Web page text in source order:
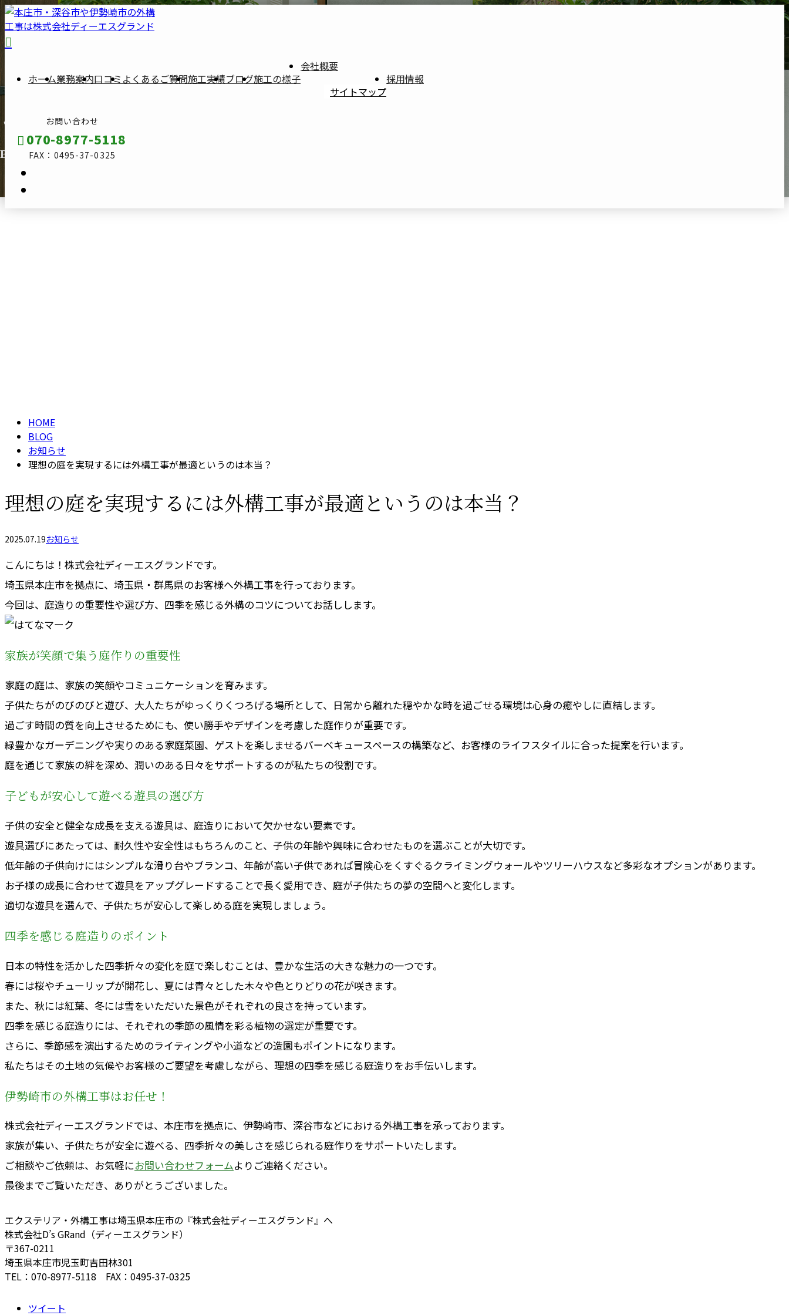
ホーム業務案内口コミ よくあるご質問施工実績ブログ施工の様子
会社概要
サイトマップ
採用情報
お問い合わせ
070-8977-5118
FAX：0495-37-0325
ブログ
BLOG
HOME
BLOG
お知らせ
理想の庭を実現するには外構工事が最適というのは本当？
理想の庭を実現するには外構工事が最適というのは本当？
2025.07.19お知らせ
こんにちは！株式会社ディーエスグランドです。
埼玉県本庄市を拠点に、埼玉県・群馬県のお客様へ外構工事を行っております。
今回は、庭造りの重要性や選び方、四季を感じる外構のコツについてお話しします。
家族が笑顔で集う庭作りの重要性
家庭の庭は、家族の笑顔やコミュニケーションを育みます。
子供たちがのびのびと遊び、大人たちがゆっくりくつろげる場所として、日常から離れた穏やかな時を過ごせる環境は心身の癒やしに直結します。
過ごす時間の質を向上させるためにも、使い勝手やデザインを考慮した庭作りが重要です。
緑豊かなガーデニングや実りのある家庭菜園、ゲストを楽しませるバーベキュースペースの構築など、お客様のライフスタイルに合った提案を行います。
庭を通じて家族の絆を深め、潤いのある日々をサポートするのが私たちの役割です。
子どもが安心して遊べる遊具の選び方
子供の安全と健全な成長を支える遊具は、庭造りにおいて欠かせない要素です。
遊具選びにあたっては、耐久性や安全性はもちろんのこと、子供の年齢や興味に合わせたものを選ぶことが大切です。
低年齢の子供向けにはシンプルな滑り台やブランコ、年齢が高い子供であれば冒険心をくすぐるクライミングウォールやツリーハウスなど多彩なオプションがあります。
お子様の成長に合わせて遊具をアップグレードすることで長く愛用でき、庭が子供たちの夢の空間へと変化します。
適切な遊具を選んで、子供たちが安心して楽しめる庭を実現しましょう。
四季を感じる庭造りのポイント
日本の特性を活かした四季折々の変化を庭で楽しむことは、豊かな生活の大きな魅力の一つです。
春には桜やチューリップが開花し、夏には青々とした木々や色とりどりの花が咲きます。
また、秋には紅葉、冬には雪をいただいた景色がそれぞれの良さを持っています。
四季を感じる庭造りには、それぞれの季節の風情を彩る植物の選定が重要です。
さらに、季節感を演出するためのライティングや小道などの造園もポイントになります。
私たちはその土地の気候やお客様のご要望を考慮しながら、理想の四季を感じる庭造りをお手伝いします。
伊勢崎市の外構工事はお任せ！
株式会社ディーエスグランドでは、本庄市を拠点に、伊勢崎市、深谷市などにおける外構工事を承っております。
家族が集い、子供たちが安全に遊べる、四季折々の美しさを感じられる庭作りをサポートいたします。
ご相談やご依頼は、お気軽にお問い合わせフォームよりご連絡ください。
最後までご覧いただき、ありがとうございました。
エクステリア・外構工事は埼玉県本庄市の『株式会社ディーエスグランド』へ
株式会社D’s GRand（ディーエスグランド）
〒367-0211
埼玉県本庄市児玉町吉田林301
TEL：070-8977-5118 FAX：0495-37-0325
ツイート